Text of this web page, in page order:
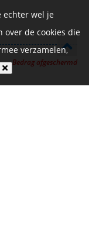
Bedrag afgeschermd
echter wel je
over de cookies die
verzamelen,